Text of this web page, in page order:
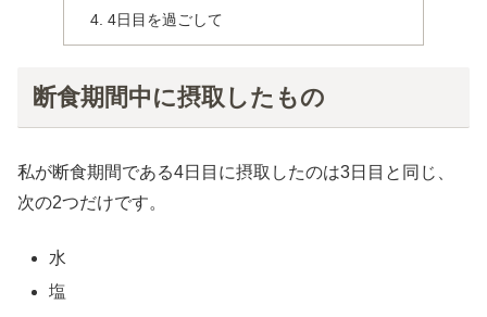
4日目を過ごして
断食期間中に摂取したもの
私が断食期間である4日目に摂取したのは3日目と同じ、
次の2つだけです。
水
塩